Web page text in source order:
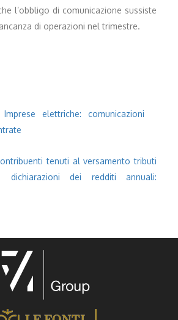
l’obbligo di comunicazione sussiste
di operazioni nel trimestre.
elettriche: comunicazioni
tenuti al versamento tributi
dichiarazioni dei redditi annuali: